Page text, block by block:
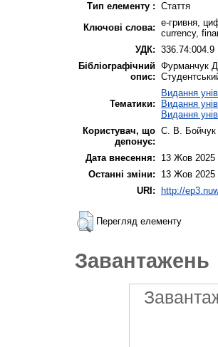
Тип елементу : Стаття
Ключові слова: е-гривня,
currency,
УДК: 336.74:004.9
Бібліографічний
опис:
Фурманчук
Тематики:
Видання
Видання
Видання
Користувач, що
депонує:
С. В. Бойчук
Дата внесення:
13 Жов 2025
Останні зміни:
13 Жов 2025
URI:
http://
Перегляд елементу
Завантажень